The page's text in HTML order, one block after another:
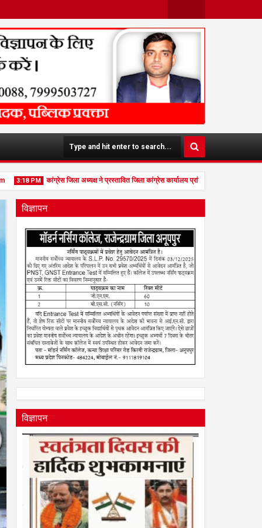
Twit
Face
Boo
K
3:18 PM
2026
कांग्रेस जिला अध्यक्ष ने प्रस्तावित जिला कांग्रेस कार्यालय प्रांगण में किया ध्वजारोहण
विज्ञापन
विज्ञापन